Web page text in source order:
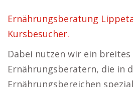
Ernährungsberatung
Kursbesucher.
Dabei nutzen wir ein
Ernährungsberatern, die in
Ernährungsbereichen